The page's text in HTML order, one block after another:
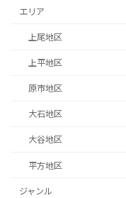
エリア
上尾地区
上平地区
原市地区
大石地区
大谷地区
平方地区
ジャンル